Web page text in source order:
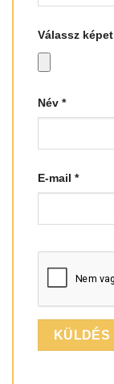
Válassz
Név *
E-mail *